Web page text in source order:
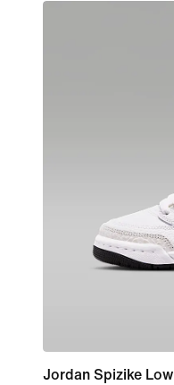
Jordan Spizike Low